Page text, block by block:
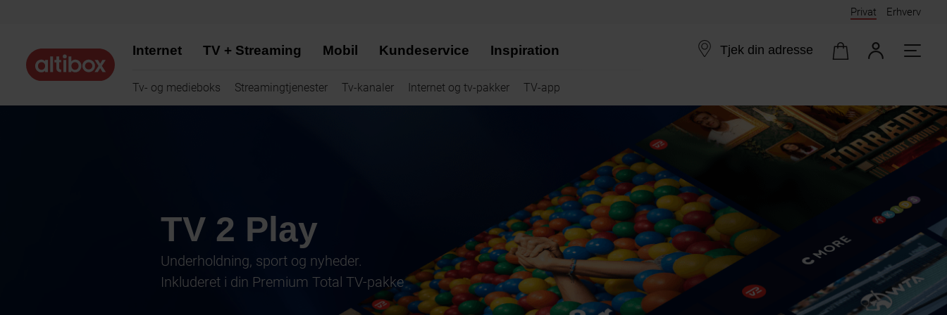
Privat Erhverv
Internet TV + Streaming Mobil Kundeservice Inspiration
Tv- og medieboks Streamingtjenester Tv-kanaler Internet og tv-pakker TV-app
Tjek din adresse
TV 2 Play
Underholdning, sport og nyheder.
Inkluderet i din Premium Total TV-pakke